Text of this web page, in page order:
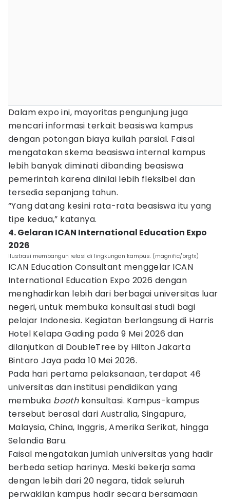
Dalam expo ini, mayoritas pengunjung juga
mencari informasi terkait beasiswa kampus
dengan potongan biaya kuliah parsial. Faisal
mengatakan skema beasiswa internal kampus
lebih banyak diminati dibanding beasiswa
pemerintah karena dinilai lebih fleksibel dan
tersedia sepanjang tahun.
“Yang datang kesini rata-rata beasiswa itu yang
tipe kedua,” katanya.
4. Gelaran ICAN International Education Expo
2026
Ilustrasi membangun relasi di lingkungan kampus. (magnific/brgfx)
ICAN Education Consultant menggelar ICAN
International Education Expo 2026 dengan
menghadirkan lebih dari berbagai universitas luar
negeri, untuk membuka konsultasi studi bagi
pelajar Indonesia. Kegiatan berlangsung di Harris
Hotel Kelapa Gading pada 9 Mei 2026 dan
dilanjutkan di DoubleTree by Hilton Jakarta
Bintaro Jaya pada 10 Mei 2026.
Pada hari pertama pelaksanaan, terdapat 46
universitas dan institusi pendidikan yang
membuka boothkonsultasi. Kampus-kampus
tersebut berasal dari Australia, Singapura,
Malaysia, China, Inggris, Amerika Serikat, hingga
Selandia Baru.
Faisal mengatakan jumlah universitas yang hadir
berbeda setiap harinya. Meski bekerja sama
dengan lebih dari 20 negara, tidak seluruh
perwakilan kampus hadir secara bersamaan